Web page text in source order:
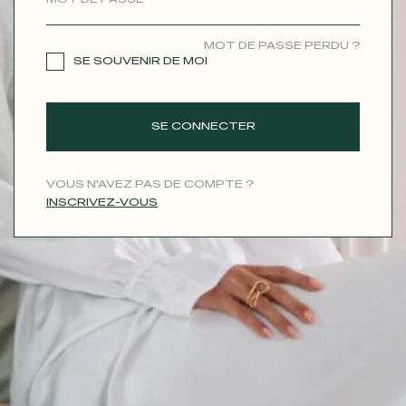
MOT DE PASSE PERDU ?
SE SOUVENIR DE MOI
SE CONNECTER
VOUS N'AVEZ PAS DE COMPTE ?
INSCRIVEZ-VOUS